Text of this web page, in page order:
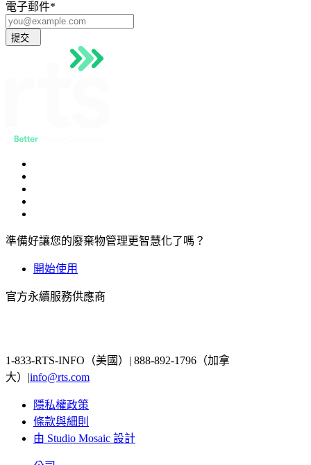
電子郵件*
提交
準備好讓您的廢棄物管理更智慧化了嗎？
開始使用
官方永續服務供應商
1-833-RTS-INFO（美國）| 888-892-1796（加拿
大）|info@rts.com
隱私權政策
條款與細則
由 Studio Mosaic 設計